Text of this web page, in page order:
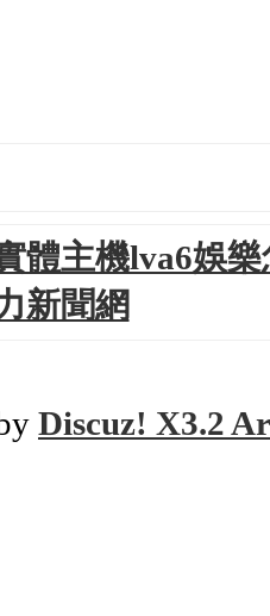
體主機lva6娛
新聞網
Discuz! X3.2